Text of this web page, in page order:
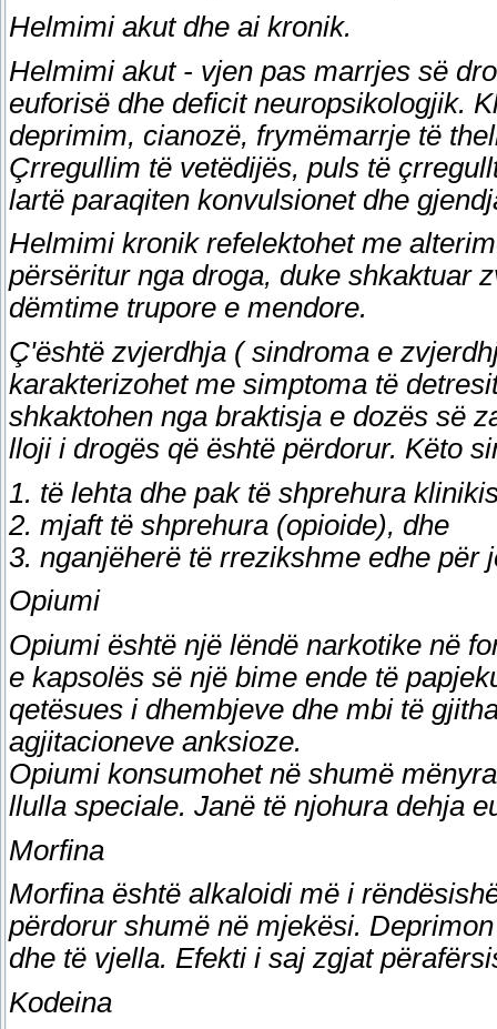
Helmimi akut dhe ai kronik.
Helmimi akut - vjen pas marrjes së
euforisë dhe deficit neuropsikologjik.
deprimim, cianozë, frymëmarrje të
Çrregullim të vetëdijës, puls të
lartë paraqiten konvulsionet dhe
Helmimi kronik refelektohet me
përsëritur nga droga, duke shkaktuar
dëmtime trupore e mendore.
Ç'është zvjerdhja ( sindroma e
karakterizohet me simptoma të
shkaktohen nga braktisja e dozës së
lloji i drogës që është përdorur. Këto
1. të lehta dhe pak të shprehura
2. mjaft të shprehura (opioide), dhe
3. nganjëherë të rrezikshme edhe për
Opiumi
Opiumi është një lëndë narkotike në
e kapsolës së një bime ende të
qetësues i dhembjeve dhe mbi të
agjitacioneve anksioze.
Opiumi konsumohet në shumë
llulla speciale. Janë të njohura dehja
Morfina
Morfina është alkaloidi më i
përdorur shumë në mjekësi.
dhe të vjella. Efekti i saj zgjat
Kodeina